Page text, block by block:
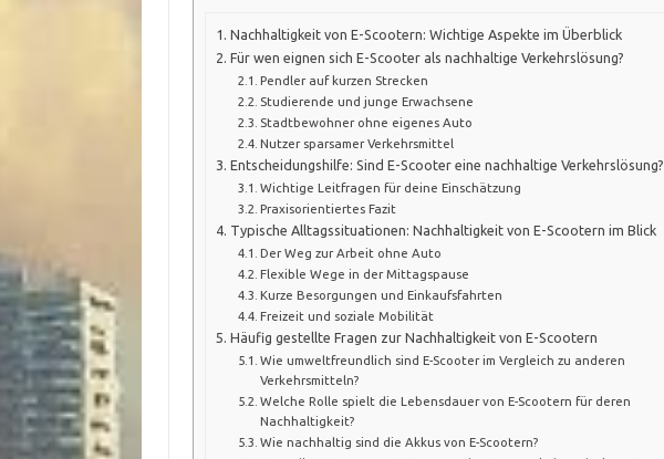
Nachhaltigkeit von E-Scootern: Wichtige Aspekte im Überblick
Für wen eignen sich E-Scooter als nachhaltige Verkehrslösung?
Pendler auf kurzen Strecken
Studierende und junge Erwachsene
Stadtbewohner ohne eigenes Auto
Nutzer sparsamer Verkehrsmittel
Entscheidungshilfe: Sind E-Scooter eine nachhaltige Verkehrslösung?
Wichtige Leitfragen für deine Einschätzung
Praxisorientiertes Fazit
Typische Alltagssituationen: Nachhaltigkeit von E-Scootern im Blick
Der Weg zur Arbeit ohne Auto
Flexible Wege in der Mittagspause
Kurze Besorgungen und Einkaufsfahrten
Freizeit und soziale Mobilität
Häufig gestellte Fragen zur Nachhaltigkeit von E-Scootern
Wie umweltfreundlich sind E-Scooter im Vergleich zu anderen
Verkehrsmitteln?
Welche Rolle spielt die Lebensdauer von E-Scootern für deren
Nachhaltigkeit?
Wie nachhaltig sind die Akkus von E-Scootern?